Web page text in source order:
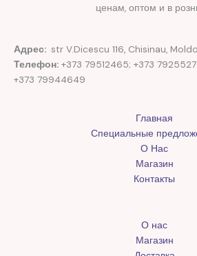
ценам, оптом и в
Адрес: str V.Dicescu 116, Chisinau,
Телефон: +373 79512465; +373
+373 79944649
Главная
Специальные
О Нас
Магазин
Контакты
О нас
Магазин